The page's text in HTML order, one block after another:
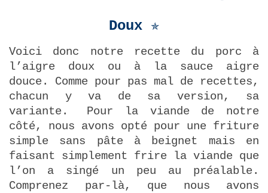
Doux ✯
Voici donc notre recette du porc à
l’aigre doux ou à la sauce aigre
douce. Comme pour pas mal de recettes,
chacun y va de sa version, sa
variante.
Pour la viande de notre
côté, nous avons opté pour une friture
simple sans pâte à beignet mais en
faisant simplement frire la viande que
l’on a singé un peu au préalable.
Comprenez par-là, que nous avons